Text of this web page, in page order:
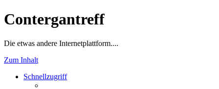
Contergantreff
Die etwas andere Internetplattform....
Zum Inhalt
Schnellzugriff